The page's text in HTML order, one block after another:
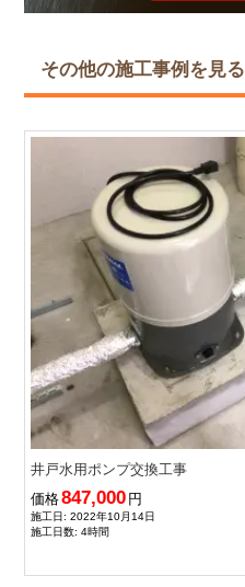
その他の施工事例を見る
井戸水用ポンプ交換工事
価格847,000 円
施工日: 2022年10月14日
施工日数: 4時間